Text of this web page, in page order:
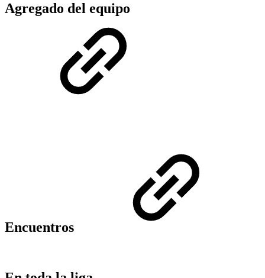
Agregado del equipo
Encuentros